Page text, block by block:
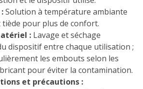
Solution à température ambiante
pour plus de confort.
: Lavage et séchage
dispositif entre chaque utilisation ;
les embouts selon les
pour éviter la contamination.
et précautions :